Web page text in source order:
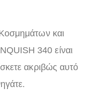
και
340 είναι
ακριβώς αυτό